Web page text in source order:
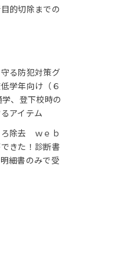
的切除までの
る防犯対策グ
学年向け（６
、登下校時の
アイテム
除去 ｗｅｂ
きた！診断書
細書のみで受